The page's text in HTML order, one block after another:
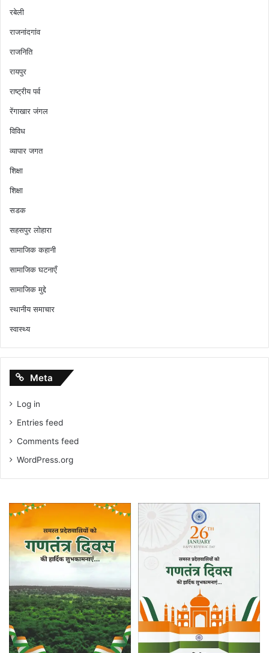
रबेली
राजनांदगांव
राजनिति
रायपुर
राष्ट्रीय पर्व
रेंगाखार जंगल
विविध
व्यापार जगत
शिक्षा
शिक्षा
सडक
सहसपुर लोहारा
सामाजिक कहानी
सामाजिक घटनाएँ
सामाजिक मुद्दे
स्थानीय समाचार
स्वास्थ्य
Meta
Log in
Entries feed
Comments feed
WordPress.org